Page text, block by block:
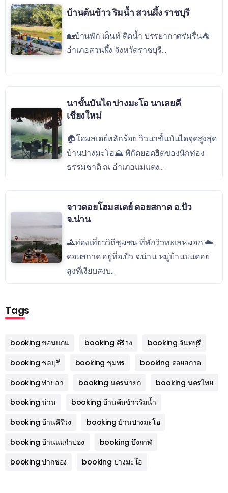
บ้านต้นข้าว ริมน้ำ สวนผึ้ง ราชบุรี
🏡บ้านพัก เต็นท์ ติดน้ำ บรรยากาศร่มรื่น⛺️
อำเภอสวนผึ้ง จังหวัดราชบุรี...
นาขั้นบันได ปางมะโอ นาเลยคี
เชียงใหม่
🏠โฮมสเตย์หลักร้อย วิวนาขั้นบันไดจุดสูงสุด
บ้านปางมะโอ⛰ พิกัดยอดฮิตของนักท่อง
ธรรมชาติ ณ อำเภอแม่แตง...
จาวดอยโฮมสเตย์ ดอยสกาด อ.ปัว
จ.น่าน
🌄ท่องเที่ยววิถีชุมชน ที่พักวิวทะเลหมอก ☁️
ดอยสกาด อยู่ที่อ.ปัว จ.น่าน หมู่บ้านบนดอย
สูงที่เงียบสงบ...
Tags
booking ขอนแก่น booking คีรีวง
booking จันทบุรี
booking ชลบุรี
booking ชุมพร
booking ดอยสกาด
booking ท่าปลา
booking นครนายก
booking นครไทย
booking น่าน
booking บ้านค้นข้าวริมน้ำ
booking บ้านคีรีวง
booking บ้านปางมะโอ
booking บ้านแม่กำปอง
booking บึงกาฬ
booking ปากช่อง
booking ปางมะโอ